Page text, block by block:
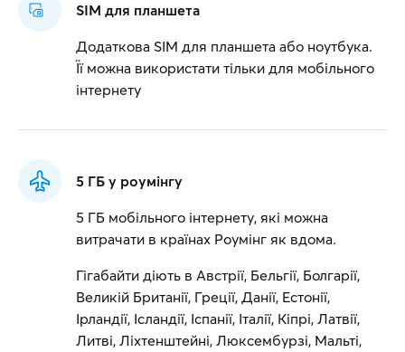
SIM для планшета
Додаткова SIM для планшета або ноутбука.
Її можна використати тільки для мобільного
інтернету
5 ГБ у роумінгу
5 ГБ мобільного інтернету, які можна
витрачати в країнах Роумінг як вдома.
Гігабайти діють в Австрії, Бельгії, Болгарії,
Великій Британії, Греції, Данії, Естонії,
Ірландії, Ісландії, Іспанії, Італії, Кіпрі, Латвії,
Литві, Ліхтенштейні, Люксембурзі, Мальті,